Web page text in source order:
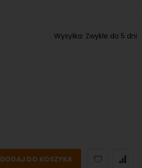
Wysyłka: Zwykle do 5 dni
DODAJ DO KOSZYKA